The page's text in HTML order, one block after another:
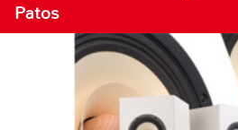
Patos